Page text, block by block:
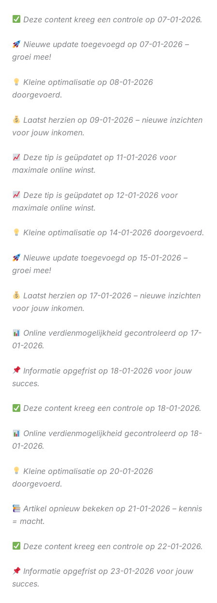
Deze content kreeg een controle op 07-01-2026.
Nieuwe update toegevoegd op 07-01-2026 –
groei mee!
Kleine optimalisatie op 08-01-2026
doorgevoerd.
Laatst herzien op 09-01-2026 – nieuwe inzichten
voor jouw inkomen.
Deze tip is geüpdatet op 11-01-2026 voor
maximale online winst.
Deze tip is geüpdatet op 12-01-2026 voor
maximale online winst.
Kleine optimalisatie op 14-01-2026 doorgevoerd.
Nieuwe update toegevoegd op 15-01-2026 –
groei mee!
Laatst herzien op 17-01-2026 – nieuwe inzichten
voor jouw inkomen.
Online verdienmogelijkheid gecontroleerd op 17-
01-2026.
Informatie opgefrist op 18-01-2026 voor jouw
succes.
Deze content kreeg een controle op 18-01-2026.
Online verdienmogelijkheid gecontroleerd op 18-
01-2026.
Kleine optimalisatie op 20-01-2026
doorgevoerd.
Artikel opnieuw bekeken op 21-01-2026 – kennis
= macht.
Deze content kreeg een controle op 22-01-2026.
Informatie opgefrist op 23-01-2026 voor jouw
succes.